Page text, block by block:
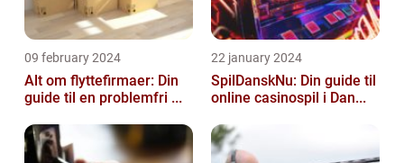
09 february 2024
Alt om flyttefirmaer: Din
guide til en problemfri ...
22 january 2024
SpilDanskNu: Din guide til
online casinospil i Dan...